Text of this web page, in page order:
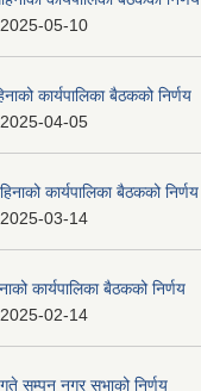
2025-05-10
कार्यपालिका बैठकको निर्णय
2025-04-05
कार्यपालिका बैठकको निर्णय
2025-03-14
कार्यपालिका बैठकको निर्णय
2025-02-14
सम्प‍न नगर सभाको निर्णय